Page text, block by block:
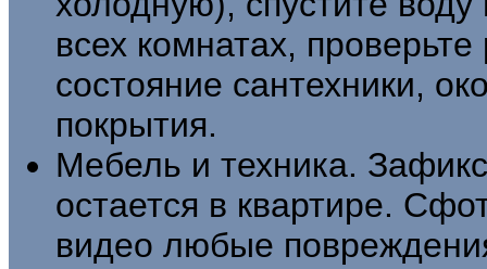
всех комнатах,
состояние сантехники,
покрытия.
Мебель и техника.
остается в квартире.
видео любые